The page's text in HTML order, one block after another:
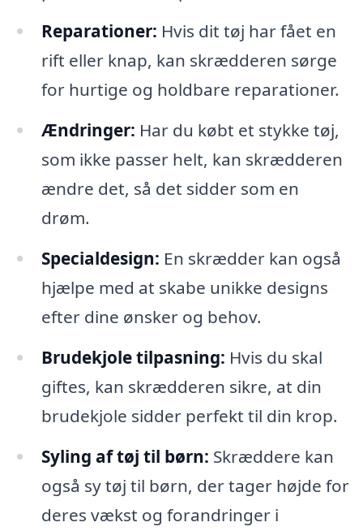
Reparationer: Hvis dit tøj har fået en
rift eller knap, kan skrædderen sørge
for hurtige og holdbare reparationer.
Ændringer: Har du købt et stykke tøj,
som ikke passer helt, kan skrædderen
ændre det, så det sidder som en
drøm.
Specialdesign: En skrædder kan også
hjælpe med at skabe unikke designs
efter dine ønsker og behov.
Brudekjole tilpasning: Hvis du skal
giftes, kan skrædderen sikre, at din
brudekjole sidder perfekt til din krop.
Syling af tøj til børn: Skræddere kan
også sy tøj til børn, der tager højde for
deres vækst og forandringer i